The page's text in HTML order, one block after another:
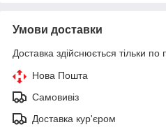
Умови доставки
Доставка здійснюється тільки по
Нова Пошта
Самовивіз
Доставка кур'єром